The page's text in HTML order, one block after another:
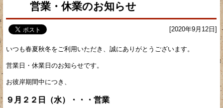
イ
営業・休業のお知らせ
[2020年9月12日]
いつも春夏秋冬をご利用いただき、誠にありがとうございます。
営業日・休業日のお知らせです。
お彼岸期間中につき、
９月２２日（水）・・・営業